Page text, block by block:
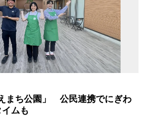
まち公園」 公民連携でにぎわ
ムも